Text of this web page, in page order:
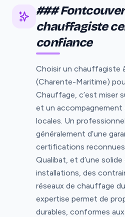
###
chauffagiste
confiance
Choisir un chauffagiste
(Charente-Maritime)
Chauffage, c’est miser
et un
locales. Un
généralement d’une
certifications
Qualibat, et d’une
installations, des
réseaux de chauffage
expertise permet de
durables, conformes